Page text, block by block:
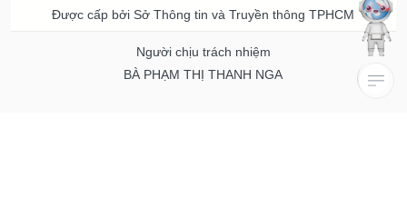
Được cấp bởi Sở Thông tin và Truyền thông TPHCM
Người chịu trách nhiệm
BÀ PHẠM THỊ THANH NGA